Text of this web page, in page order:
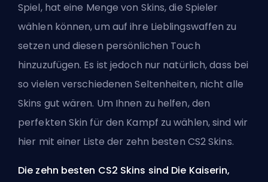
Spiel, hat eine Menge von Skins, die Spieler
wählen können, um auf ihre Lieblingswaffen zu
setzen und diesen persönlichen Touch
hinzuzufügen. Es ist jedoch nur natürlich, dass bei
so vielen verschiedenen Seltenheiten, nicht alle
Skins gut wären. Um Ihnen zu helfen, den
perfekten Skin für den Kampf zu wählen, sind wir
hier mit einer Liste der zehn besten CS2 Skins.
Die zehn besten CS2 Skins sind Die Kaiserin,